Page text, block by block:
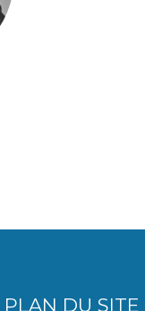
PLAN DU SITE